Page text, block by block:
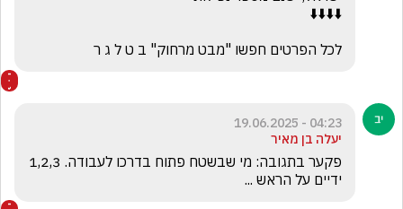
לכל הפרטים חפשו "מבט מרחוק" ב ט ל ג ר
04:23 - 19.06.2025
יעלה בן מאיר
ידיים על הראש ...